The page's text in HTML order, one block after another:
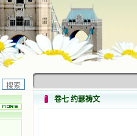
卷七 约瑟祷文